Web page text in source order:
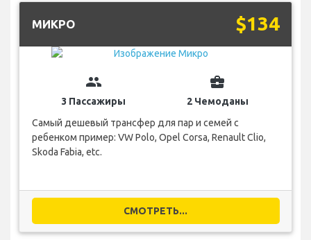
MИКРО $134
group
3 Пассажиры
business_center
2 Чемоданы
Самый дешевый трансфер для пар и семей с
ребенком пример: VW Polo, Opel Corsa, Renault Clio,
Skoda Fabia, etc.
СМОТРЕТЬ...